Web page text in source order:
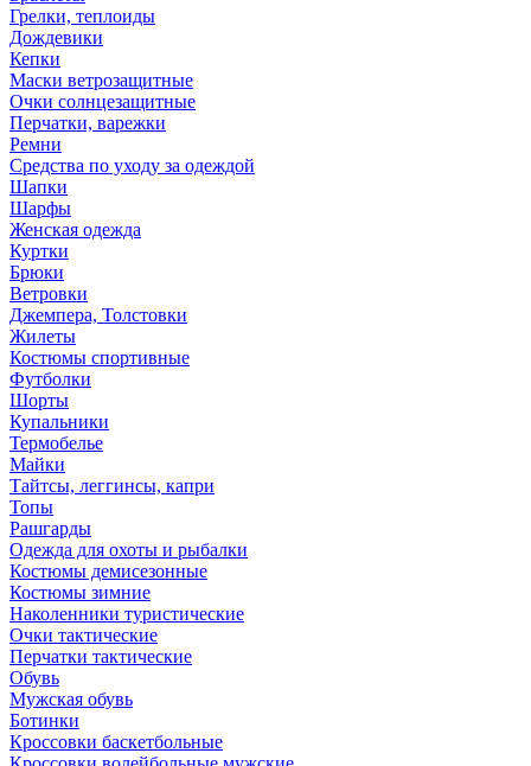
Грелки, теплоиды
Дождевики
Кепки
Маски ветрозащитные
Очки солнцезащитные
Перчатки, варежки
Ремни
Средства по уходу за одеждой
Шапки
Шарфы
Женская одежда
Куртки
Брюки
Ветровки
Джемпера, Толстовки
Жилеты
Костюмы спортивные
Футболки
Шорты
Купальники
Термобелье
Майки
Тайтсы, леггинсы, капри
Топы
Рашгарды
Одежда для охоты и рыбалки
Костюмы демисезонные
Костюмы зимние
Наколенники туристические
Очки тактические
Перчатки тактические
Обувь
Мужская обувь
Ботинки
Кроссовки баскетбольные